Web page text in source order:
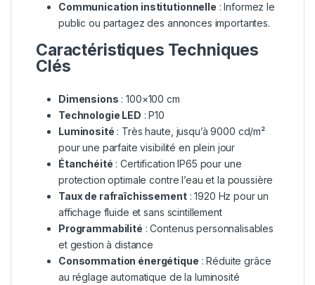
Communication institutionnelle : Informez le
public ou partagez des annonces importantes.
Caractéristiques Techniques
Clés
Dimensions : 100×100 cm
Technologie LED : P10
Luminosité : Très haute, jusqu’à 9000 cd/m²
pour une parfaite visibilité en plein jour
Étanchéité : Certification IP65 pour une
protection optimale contre l’eau et la poussière
Taux de rafraîchissement: 1920 Hz pour un
affichage fluide et sans scintillement
Programmabilité : Contenus personnalisables
et gestion à distance
Consommation énergétique : Réduite grâce
au réglage automatique de la luminosité